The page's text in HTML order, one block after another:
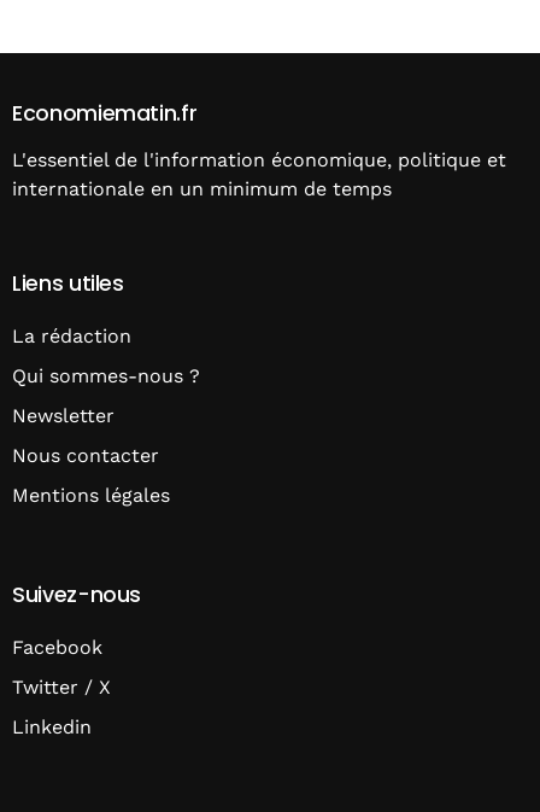
Economiematin.fr
L'essentiel de l'information économique, politique et
internationale en un minimum de temps
Liens utiles
La rédaction
Qui sommes-nous ?
Newsletter
Nous contacter
Mentions légales
Suivez-nous
Facebook
Twitter / X
Linkedin